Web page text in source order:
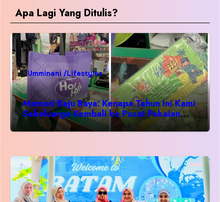
Apa Lagi Yang Ditulis?
Umminani /Lifestyles
Memori Baju Raya: Kenapa Tahun Ini Kami
Sekeluarga Kembali ke Pusat Pakaian
Hari-Hari?